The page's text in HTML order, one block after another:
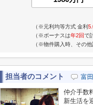
（※元利均等方式 金利
（※ボーナスは年2回で
（※物件購入時、その
担当者のコメント 富
仲介手数
新生活を